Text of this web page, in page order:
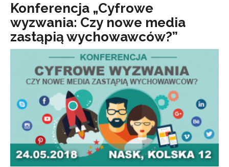
Konferencja „Cyfrowe
wyzwania: Czy nowe media
zastąpią wychowawców?”